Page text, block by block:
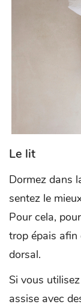
Le lit
Dormez dans
sentez le
Pour cela,
trop épais afin
dorsal.
Si vous
assise avec